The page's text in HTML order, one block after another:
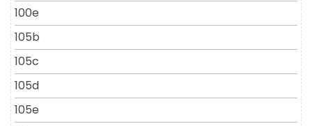
100e
105b
105c
105d
105e